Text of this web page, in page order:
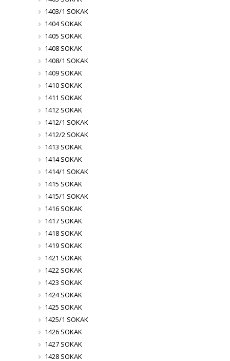
1403/1 SOKAK
1404 SOKAK
1405 SOKAK
1408 SOKAK
1408/1 SOKAK
1409 SOKAK
1410 SOKAK
1411 SOKAK
1412 SOKAK
1412/1 SOKAK
1412/2 SOKAK
1413 SOKAK
1414 SOKAK
1414/1 SOKAK
1415 SOKAK
1415/1 SOKAK
1416 SOKAK
1417 SOKAK
1418 SOKAK
1419 SOKAK
1421 SOKAK
1422 SOKAK
1423 SOKAK
1424 SOKAK
1425 SOKAK
1425/1 SOKAK
1426 SOKAK
1427 SOKAK
1428 SOKAK